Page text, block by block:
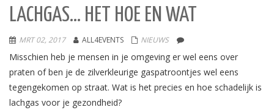
LACHGAS… HET HOE EN WAT
MRT 02, 2017 ALL4EVENTS NIEUWS
Misschien heb je mensen in je omgeving er wel eens over
praten of ben je de zilverkleurige gaspatroontjes wel eens
tegengekomen op straat. Wat is het precies en hoe schadelijk is
lachgas voor je gezondheid?